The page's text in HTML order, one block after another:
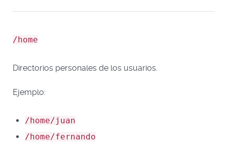
/home
Directorios personales de los usuarios.
Ejemplo:
/home/juan
/home/fernando